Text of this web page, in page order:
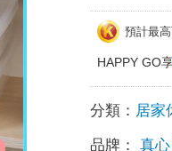
預計最
HAPPY GO
分類： 居家
品牌： 真